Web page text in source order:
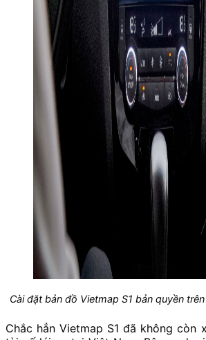
Cài đặt bản đồ Vietmap S1 bản quyền
Chắc hẳn Vietmap S1 đã không còn